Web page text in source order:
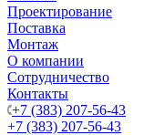
Проектирование
Поставка
Монтаж
О компании
Сотрудничество
Контакты
+7 (383) 207-56-43
+7 (383) 207-56-43